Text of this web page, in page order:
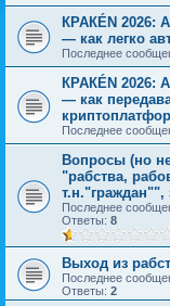
КРАКÉN 2026:
— как легко
Последнее
КРАКÉN 2026:
— как
криптоплатфор
Последнее
Вопросы (но
"рабства,
т.н."граждан"",
Последнее
Ответы: 8
Выход из
Последнее
Ответы: 2